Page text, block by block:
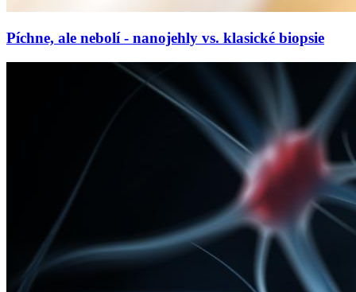
Píchne, ale nebolí - nanojehly vs. klasické biopsie